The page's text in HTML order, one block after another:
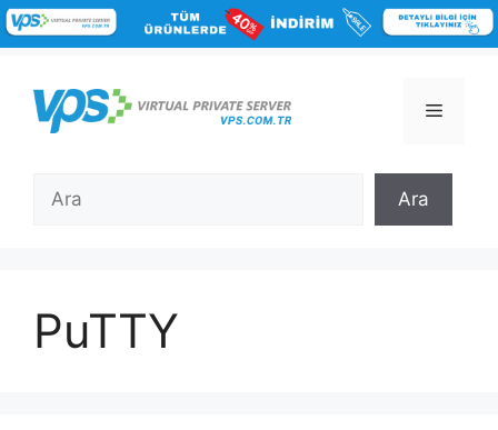
İçeriğe
atla
Menü
Ara
PuTTY